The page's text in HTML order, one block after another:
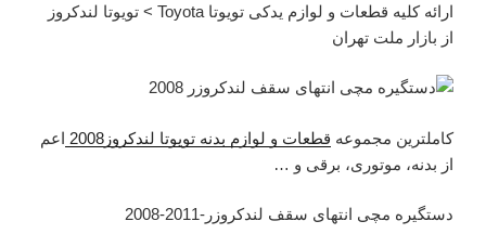
ارائه کلیه قطعات و لوازم یدکی تویوتا Toyota > تویوتا لندکروز
از بازار ملت تهران
کاملترین مجموعه قطعات و لوازم بدنه تویوتا لندکروز2008
اعم
از بدنه، موتوری، برقی و …
دستگیره مچی انتهای سقف لندکروزر-2011-2008